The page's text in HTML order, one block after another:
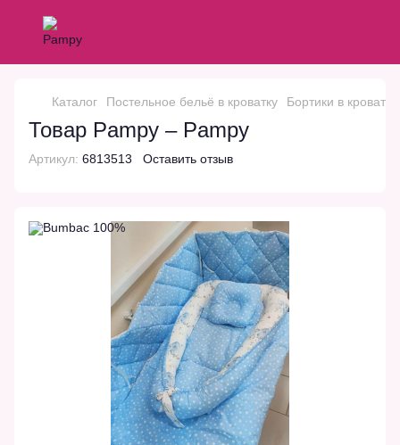
Каталог Постельное бельё в кроватку Бортики в
Товар Pampy – Pampy
Артикул: 6813513 Оставить отзыв